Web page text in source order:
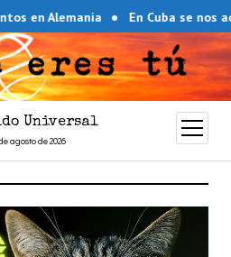
Universal
agosto de 2026
abrir
menú
en Alemania En Cuba se nos